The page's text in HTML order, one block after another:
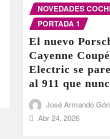
NOVEDADES
PORTADA 1
El nuevo
Cayenne Coupé
Electric se
al 911 que
José Armando
Abr 24, 2026